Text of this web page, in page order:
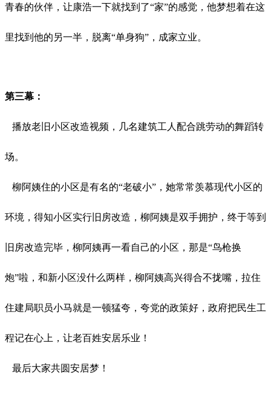
青春的伙伴，让康浩一下就找到了“家”的感觉，他梦想着在这
里找到他的另一半，脱离“单身狗”，成家立业。
第三幕：
播放老旧小区改造视频，几名建筑工人配合跳劳动的舞蹈转
场。
柳阿姨住的小区是有名的“老破小”，她常常羡慕现代小区的
环境，得知小区实行旧房改造，柳阿姨是双手拥护，终于等到
旧房改造完毕，柳阿姨再一看自己的小区，那是“鸟枪换
炮”啦，和新小区没什么两样，柳阿姨高兴得合不拢嘴，拉住
住建局职员小马就是一顿猛夸，夸党的政策好，政府把民生工
程记在心上，让老百姓安居乐业！
最后大家共圆安居梦！